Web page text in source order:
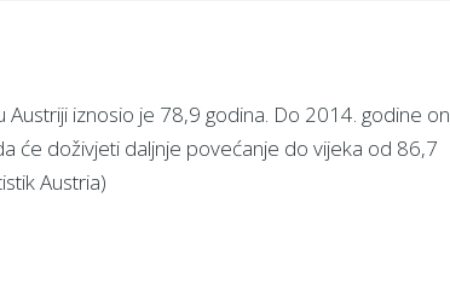
iznosio je 78,9 godina. Do 2014. godine on
će doživjeti daljnje povećanje do vijeka od 86,7
Austria)